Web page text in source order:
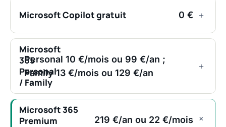
Microsoft Copilot gratuit 0 € +
Microsoft
365
Personal
/ Family
Personal 10 €/mois ou 99 €/an ;
Family 13 €/mois ou 129 €/an
+
Microsoft 365
Premium
219 €/an ou 22 €/mois +